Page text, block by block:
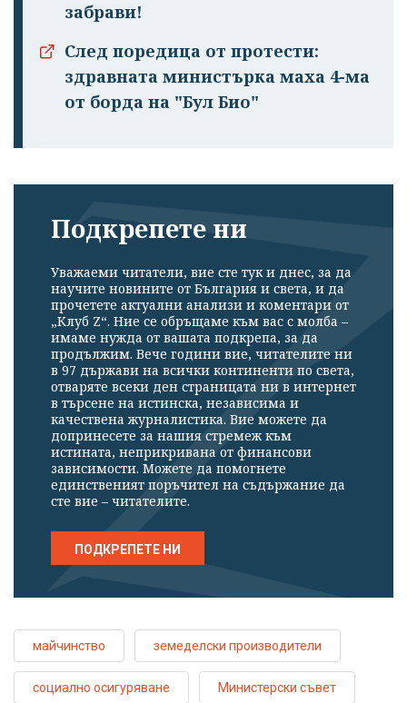
забрави!
След поредица от протести:
здравната министърка маха 4-ма
от борда на "Бул Био"
Подкрепете ни
Уважаеми читатели, вие сте тук и днес, за да
научите новините от България и света, и да
прочетете актуални анализи и коментари от
„Клуб Z“. Ние се обръщаме към вас с молба –
имаме нужда от вашата подкрепа, за да
продължим. Вече години вие, читателите ни
в 97 държави на всички континенти по света,
отваряте всеки ден страницата ни в интернет
в търсене на истинска, независима и
качествена журналистика. Вие можете да
допринесете за нашия стремеж към
истината, неприкривана от финансови
зависимости. Можете да помогнете
единственият поръчител на съдържание да
сте вие – читателите.
ПОДКРЕПЕТЕ НИ
майчинство земеделски производители
социално осигуряване Министерски съвет